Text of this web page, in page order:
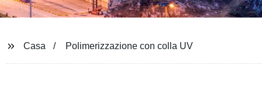
Casa Polimerizzazione con colla UV